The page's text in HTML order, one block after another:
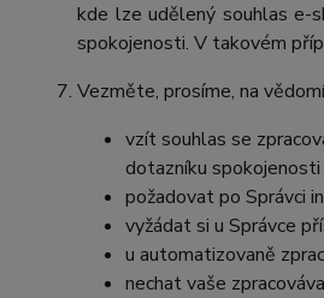
kde lze udělený souhlas e-
spokojenosti. V takovém
Vezměte, prosíme, na
vzít souhlas se
dotazníku spokojenosti
požadovat po Správci
vyžádat si u Správce
u automatizovaně
nechat vaše